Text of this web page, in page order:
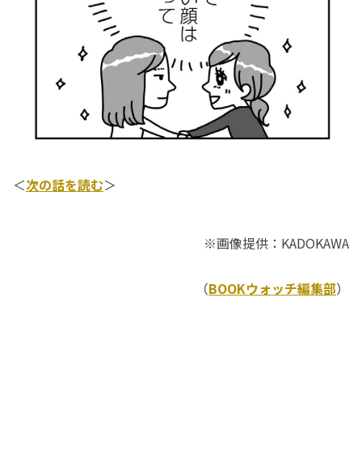
＜次の話を読む＞
※画像提供：KADOKAWA
（BOOKウォッチ編集部）